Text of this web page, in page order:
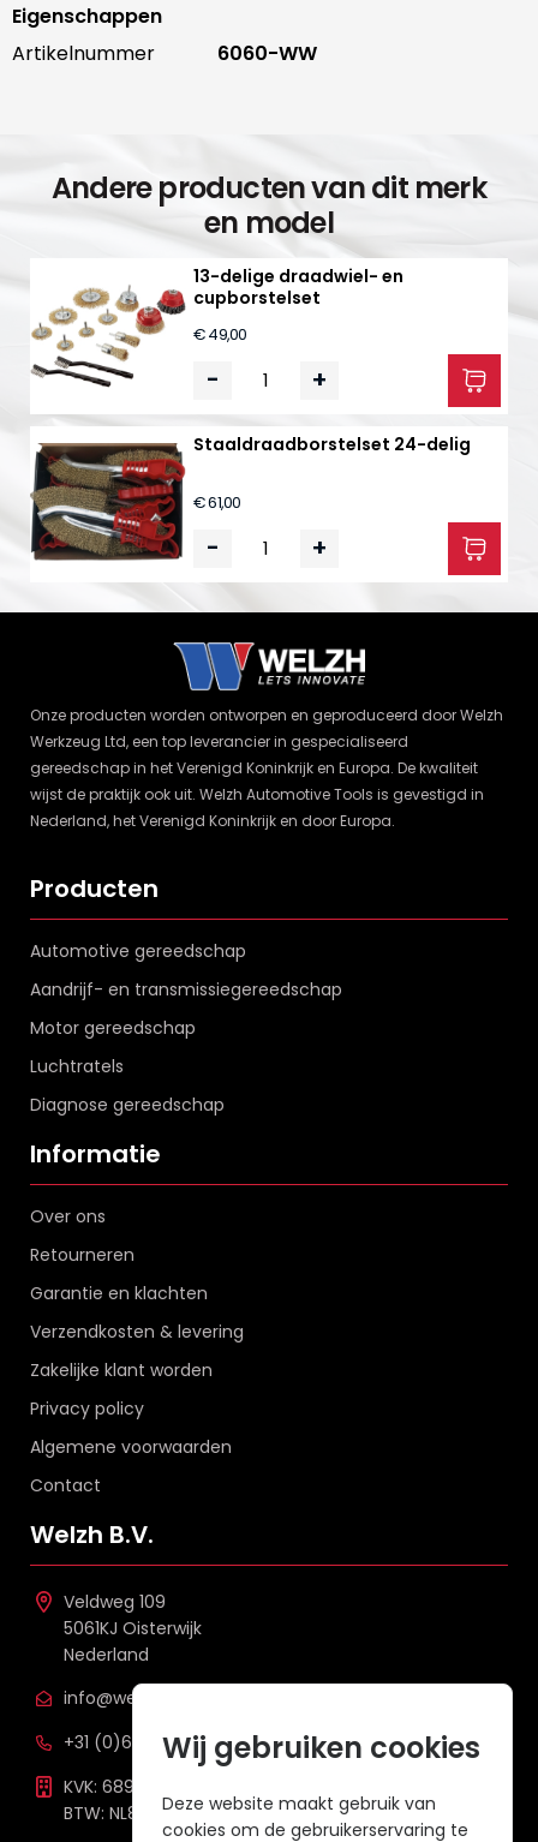
Eigenschappen
Artikelnummer
6060-WW
Andere producten van dit merk
en model
13-delige draadwiel- en
cupborstelset
€ 49,00
- +
Staaldraadborstelset 24-delig
€ 61,00
- +
Onze producten worden ontworpen en geproduceerd door Welzh
Werkzeug Ltd, een top leverancier in gespecialiseerd
gereedschap in het Verenigd Koninkrijk en Europa. De kwaliteit
wijst de praktijk ook uit. Welzh Automotive Tools is gevestigd in
Nederland, het Verenigd Koninkrijk en door Europa.
Producten
Automotive gereedschap
Aandrijf- en transmissiegereedschap
Motor gereedschap
Luchtratels
Diagnose gereedschap
Informatie
Over ons
Retourneren
Garantie en klachten
Verzendkosten & levering
Zakelijke klant worden
Privacy policy
Algemene voorwaarden
Contact
Welzh B.V.
Veldweg 109
5061KJ Oisterwijk
Nederland
info@welzh.nl
+31 (0)6 26 51 83 20
KVK: 68977387
BTW: NL857672988B01
Wij gebruiken cookies
Deze website maakt gebruik van
cookies om de gebruikerservaring te